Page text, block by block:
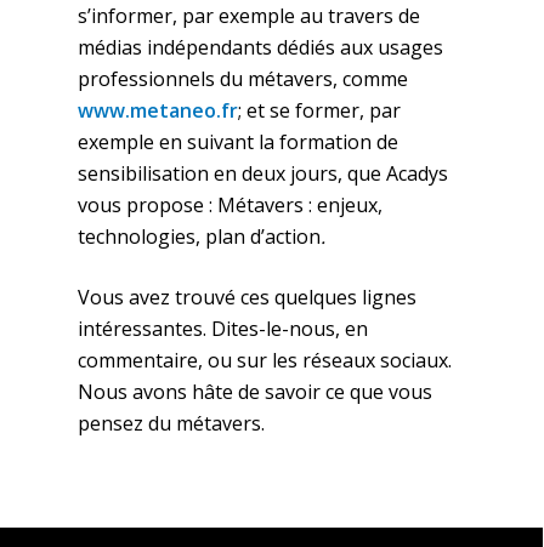
s’informer, par exemple au travers de
médias indépendants dédiés aux usages
professionnels du métavers, comme
www.metaneo.fr; et se former, par
exemple en suivant la formation de
sensibilisation en deux jours, que Acadys
vous propose : Métavers : enjeux,
technologies, plan d’action.
Vous avez trouvé ces quelques lignes
intéressantes. Dites-le-nous, en
commentaire, ou sur les réseaux sociaux.
Nous avons hâte de savoir ce que vous
pensez du métavers.